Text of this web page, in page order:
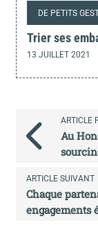
DE PETITS
Trier ses
13 JUILLET 2021
ARTICLE
Au
ARTICLE SUIVANT
Chaque
engagements